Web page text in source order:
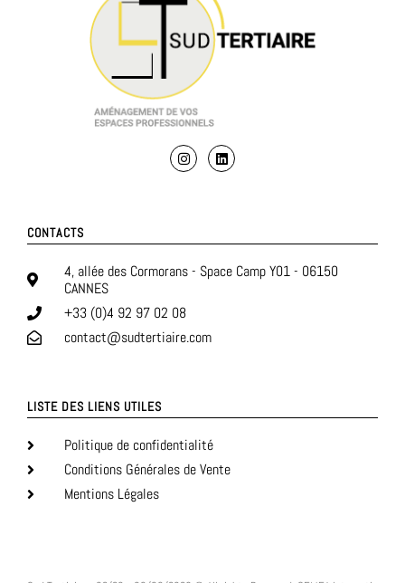
CONTACTS
4, allée des Cormorans - Space Camp Y01 - 06150
CANNES
+33 (0)4 92 97 02 08
contact@sudtertiaire.com
LISTE DES LIENS UTILES
Politique de confidentialité
Conditions Générales de Vente
Mentions Légales